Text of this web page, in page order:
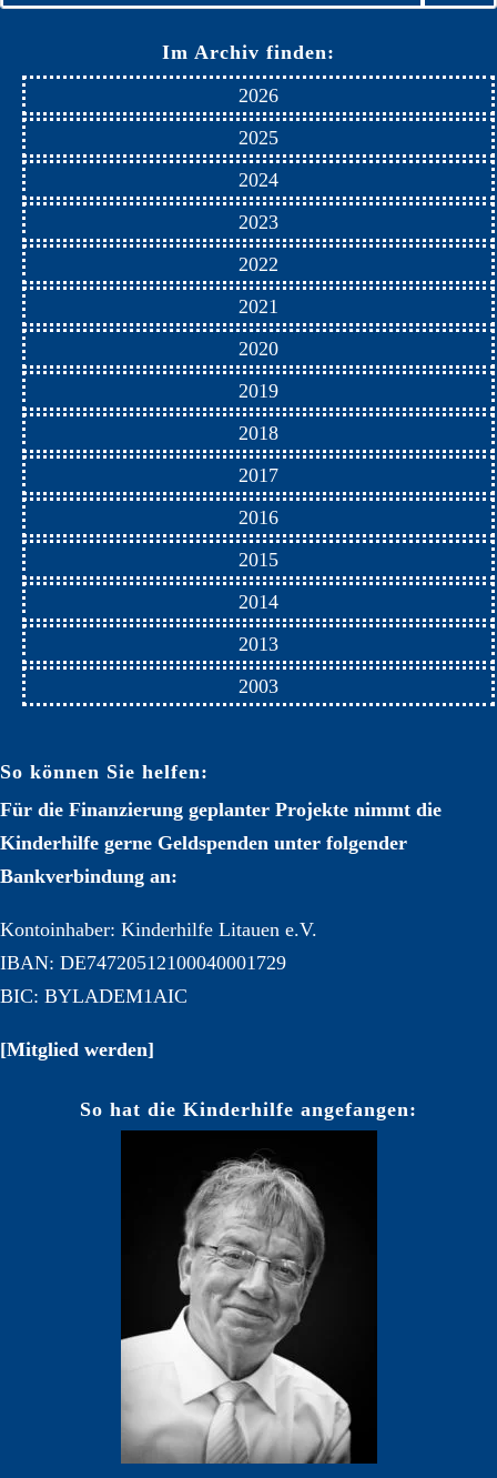
Im Archiv finden:
2026
2025
2024
2023
2022
2021
2020
2019
2018
2017
2016
2015
2014
2013
2003
So können Sie helfen:
Für die Finanzierung geplanter Projekte nimmt die
Kinderhilfe gerne Geldspenden unter folgender
Bankverbindung an:
Kontoinhaber: Kinderhilfe Litauen e.V.
IBAN: DE74720512100040001729
BIC: BYLADEM1AIC
[Mitglied werden]
So hat die Kinderhilfe angefangen: